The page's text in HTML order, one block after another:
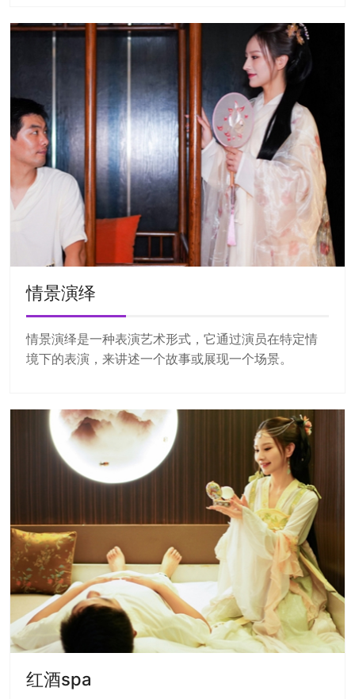
情景演绎
情景演绎是一种表演艺术形式，它通过演员在特定情
境下的表演，来讲述一个故事或展现一个场景。
红酒spa